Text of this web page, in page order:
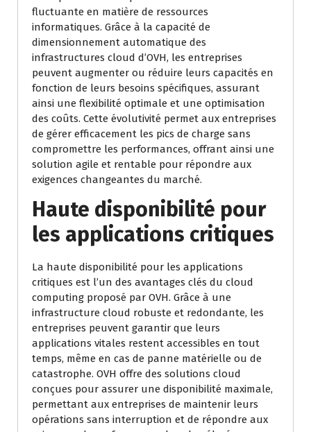
fluctuante en matière de ressources
informatiques. Grâce à la capacité de
dimensionnement automatique des
infrastructures cloud d’OVH, les entreprises
peuvent augmenter ou réduire leurs capacités en
fonction de leurs besoins spécifiques, assurant
ainsi une flexibilité optimale et une optimisation
des coûts. Cette évolutivité permet aux entreprises
de gérer efficacement les pics de charge sans
compromettre les performances, offrant ainsi une
solution agile et rentable pour répondre aux
exigences changeantes du marché.
Haute disponibilité pour
les applications critiques
La haute disponibilité pour les applications
critiques est l’un des avantages clés du cloud
computing proposé par OVH. Grâce à une
infrastructure cloud robuste et redondante, les
entreprises peuvent garantir que leurs
applications vitales restent accessibles en tout
temps, même en cas de panne matérielle ou de
catastrophe. OVH offre des solutions cloud
conçues pour assurer une disponibilité maximale,
permettant aux entreprises de maintenir leurs
opérations sans interruption et de répondre aux